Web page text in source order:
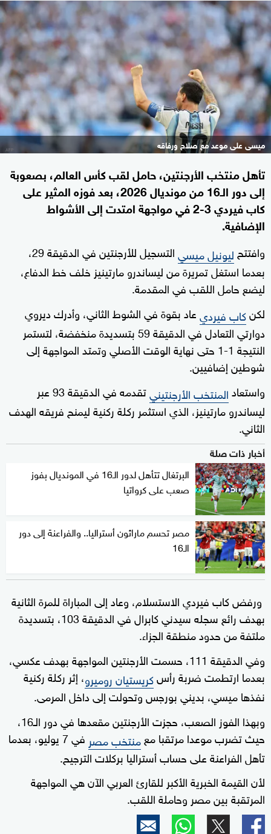
ميسى على موعد مع صلاح ورفاقه
تأهل منتخب الأرجنتين، حامل لقب كأس العالم، بصعوبة
إلى دور الـ16 من مونديال 2026، بعد فوزه المثير على
كاب فيردي 3-2 في مواجهة امتدت إلى الأشواط
الإضافية.
وافتتح ليونيل ميسي
التسجيل للأرجنتين في الدقيقة 29،
بعدما استغل تمريرة من ليساندرو مارتينيز خلف خط الدفاع،
ليضع حامل اللقب في المقدمة.
لكنكاب فيرديعاد بقوة في الشوط الثاني، وأدرك ديروي
دوارتي التعادل في الدقيقة 59 بتسديدة منخفضة، لتستمر
النتيجة 1-1 حتى نهاية الوقت الأصلي وتمتد المواجهة إلى
شوطين إضافيين.
واستعادالمنتخب الأرجنتيني
تقدمه في الدقيقة 93 عبر
ليساندرو مارتينيز، الذي استثمر ركلة ركنية ليمنح فريقه الهدف
الثاني.
أخبار ذات صلة
البرتغال تتأهل لدور الـ16 في المونديال بفوز
صعب على كرواتيا
مصر تحسم ماراثون أستراليا.. والفراعنة إلى دور
الـ16
ورفض كاب فيردي الاستسلام، وعاد إلى المباراة للمرة الثانية
بهدف رائع سجله سيدني كابرال في الدقيقة 103، بتسديدة
ملتفة من حدود منطقة الجزاء.
وفي الدقيقة 111، حسمت الأرجنتين المواجهة بهدف عكسي،
بعدما ارتطمت ضربة رأسكريستيان روميرو، إثر ركلة ركنية
نفذها ميسي، بديني بورجس وتحولت إلى داخل المرمى.
وبهذا الفوز الصعب، حجزت الأرجنتين مقعدها في دور الـ16،
حيث تضرب موعدا مرتقبا معمنتخب مصر
في 7 يوليو، بعدما
تأهل الفراعنة على حساب أستراليا بركلات الترجيح.
لأن القيمة الخبرية الأكبر للقارئ العربي الآن هي المواجهة
المرتقبة بين مصر وحاملة اللقب.